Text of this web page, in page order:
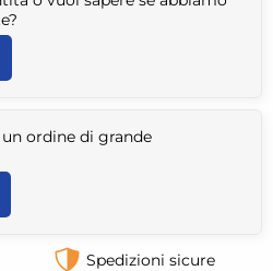
ordine di grande
Spedizioni sicure